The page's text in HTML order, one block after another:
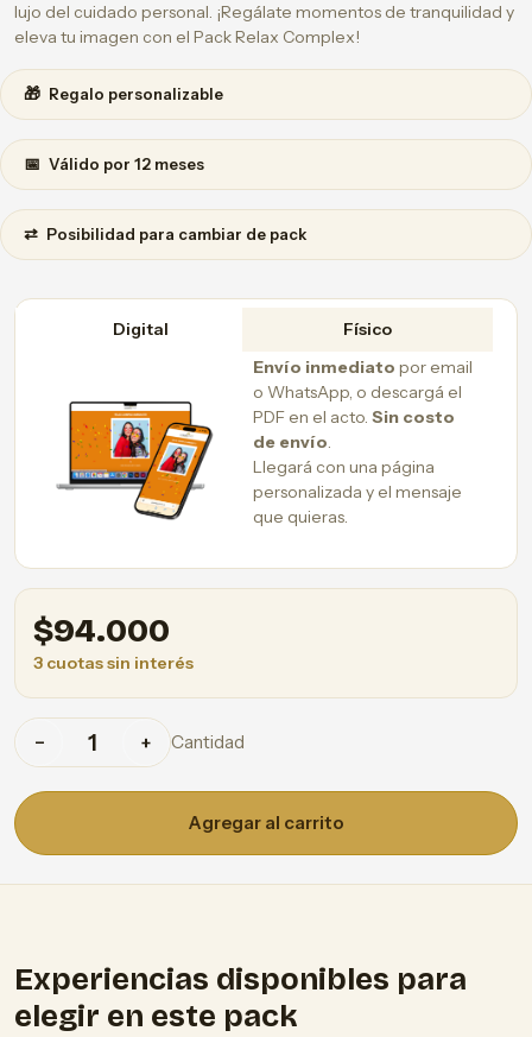
lujo del cuidado personal. ¡Regálate momentos de tranquilidad y
eleva tu imagen con el Pack Relax Complex!
🎁 Regalo personalizable
📅 Válido por 12 meses
⇄ Posibilidad para cambiar de pack
Digital
Físico
Envío inmediato por email
o WhatsApp, o descargá el
PDF en el acto. Sin costo
de envío.
Llegará con una página
personalizada y el mensaje
que quieras.
$94.000
3 cuotas sin interés
− + Cantidad
Agregar al carrito
Experiencias disponibles para
elegir en este pack